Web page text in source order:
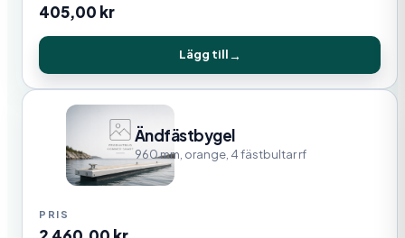
405,00 kr
Lägg till
Ändfästbygel
960 mm, orange, 4 fästbultar rf